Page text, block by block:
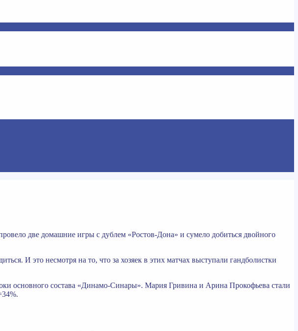
две домашние игры с дублем «Ростов-Дона» и сумело добиться двойного
И это несмотря на то, что за хозяек в этих матчах выступали гандболистки
основного состава «Динамо-Синары». Мария Гривина и Арина Прокофьева стали